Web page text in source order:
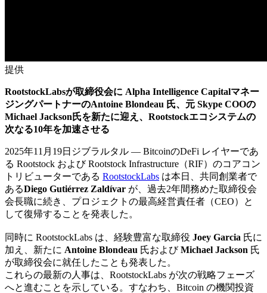
提供
RootstockLabsが取締役会に Alpha Intelligence Capitalマネー
ジングパートナーのAntoine Blondeau 氏、元 Skype COOの
Michael Jackson氏を新たに迎え、Rootstockエコシステムの
次なる10年を加速させる
2025年11月19日ジブラルタル — BitcoinのDeFi レイヤーであ
る Rootstock および Rootstock Infrastructure（RIF）のコアコン
トリビューターである RootstockLabs は本日、共同創業者で
あるDiego Gutiérrez Zaldívar が、過去2年間務めた取締役会
会長職に続き、プロジェクトの最高経営責任者（CEO）と
して復帰することを発表した。
同時に RootstockLabs は、経験豊富な取締役 Joey Garcia 氏に
加え、新たに Antoine Blondeau 氏およびMichael Jackson 氏
が取締役会に就任したことも発表した。
これらの最新の人事は、RootstockLabs が次の戦略フェーズ
へと進むことを示している。すなわち、Bitcoin の機関投資